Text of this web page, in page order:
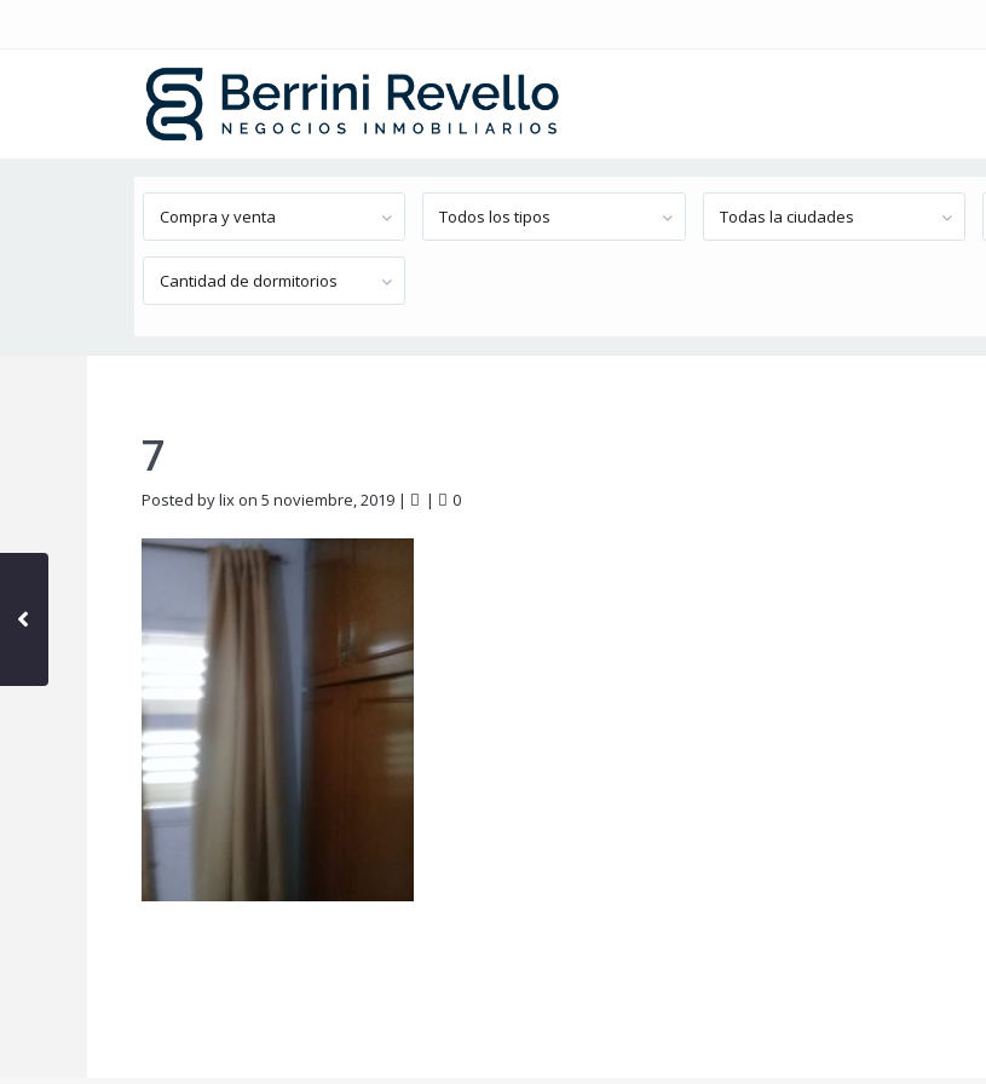
Búsqueda avanzada
Compra y venta Todos los tipos Todas la ciudades
Cantidad de dormitorios
7
Posted by lix on 5 noviembre, 2019 | | 0